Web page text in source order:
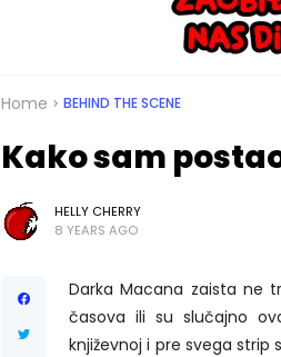
Home BEHIND THE SCENE
Kako sam
HELLY CHERRY
8 YEARS AGO
Darka Macana zaista ne
časova ili su slučajno
književnoj i pre svega strip